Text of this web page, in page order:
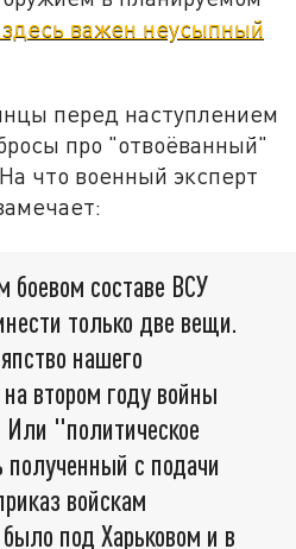
важен неусыпный
перед наступлением
про "отвоёванный"
что военный эксперт
составе ВСУ
только две вещи.
нашего
втором году войны
"политическое
с подачи
войскам
под Харьковом и в